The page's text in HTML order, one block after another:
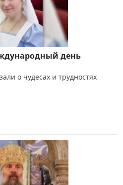
день
о чудесах и трудностях